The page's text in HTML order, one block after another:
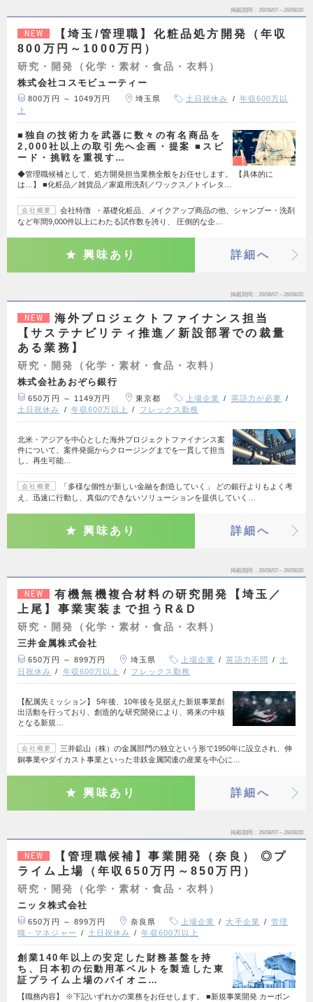
掲載期間 26/08/07～26/08/20
NEW
【埼玉/管理職】化粧品処方開発（年収
800万円～1000万円）
研究・開発（化学・素材・食品・衣料）
株式会社コスモビューティー
800万円 ～ 1049万円 埼玉県 土日祝休み
年収600万以
上
■独自の技術力を武器に数々の有名商品を
2,000社以上の取引先へ企画・提案 ■スピ
ード・挑戦を重視す…
◆管理職候補として、処方開発担当業務全般をお任せします。 【具体的に
は…】 ■化粧品／雑貨品／家庭用洗剤／ワックス／トイレタ…
会社概要
会社特徴 ・基礎化粧品、メイクアップ商品の他、シャンプー・洗剤
など年間9,000件以上にわたる試作数を誇り、 圧倒的な企…
興味あり 詳細へ
掲載期間 26/08/07～26/08/20
NEW
海外プロジェクトファイナンス担当
【サステナビリティ推進／新設部署での裁量
ある業務】
研究・開発（化学・素材・食品・衣料）
株式会社あおぞら銀行
650万円 ～ 1149万円 東京都 上場企業
英語力が必要
土日祝休み
年収600万以上 フレックス勤務
北米・アジアを中心とした海外プロジェクトファイナンス案
件について、案件発掘からクロージングまでを一貫して担当
し、再生可能…
会社概要
「多様な個性が新しい金融を創造していく」 どの銀行よりもよく考
え、迅速に行動し、真似のできないソリューションを提供していく…
興味あり 詳細へ
掲載期間 26/08/07～26/08/20
NEW
有機無機複合材料の研究開発【埼玉／
上尾】事業実装まで担うR&D
研究・開発（化学・素材・食品・衣料）
三井金属株式会社
650万円 ～ 899万円 埼玉県 上場企業 英語力不問
土
日祝休み
年収600万以上 フレックス勤務
【配属先ミッション】 5年後、10年後を見据えた新規事業創
出活動を行っており、創造的な研究開発により、将来の中核
となる新規…
会社概要
三井鉱山（株）の金属部門の独立という形で1950年に設立され、伸
銅事業やダイカスト事業といった非鉄金属関連の産業を中心に…
興味あり 詳細へ
掲載期間 26/08/07～26/08/20
NEW
【管理職候補】事業開発（奈良） ◎プ
ライム上場（年収650万円～850万円）
研究・開発（化学・素材・食品・衣料）
ニッタ株式会社
650万円 ～ 899万円 奈良県 上場企業 大手企業
管理
職・マネジャー
土日祝休み 年収600万以上
創業140年以上の安定した財務基盤を持
ち、日本初の伝動用革ベルトを製造した東
証プライム上場のパイオニ…
【職務内容】 ※下記いずれかの業務をお任せします。 ■新規事業開発 カーボン